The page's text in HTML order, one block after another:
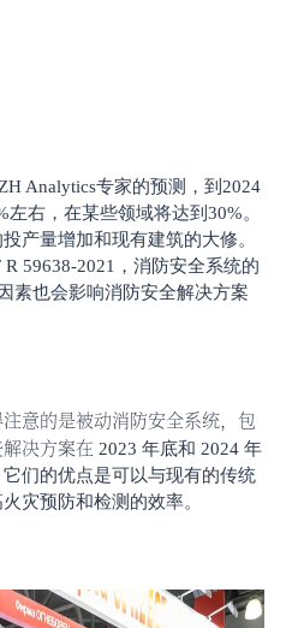
Analytics专家的预测，到2024
右，在某些领域将达到30%。
产量增加和现有建筑的大修。
59638-2021，消防安全系统的
素也会影响消防安全解决方案
意的是被动消防安全系统，包
决方案在 2023 年底和 2024 年
们的优点是可以与现有的传统
灾预防和检测的效率。